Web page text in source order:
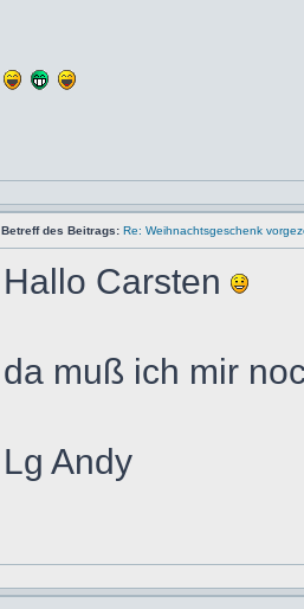
Betreff des Beitrags: Re: Weihnachtsgeschenk
Hallo Carsten
da muß ich mir
Lg Andy